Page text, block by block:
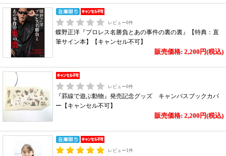
レビュー0件
蝶野正洋『プロレス名勝負とあの事件の裏の裏』【特典：直
筆サイン本】【キャンセル不可】
販売価格: 2,200円(税込)
レビュー0件
『罫線で遊ぶ動物』発売記念グッズ キャンバスブックカバ
ー【キャンセル不可】
販売価格: 2,200円(税込)
レビュー1件